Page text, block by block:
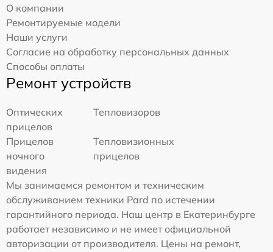
О компании
Ремонтируемые модели
Наши услуги
Согласие на обработку персональных данных
Способы оплаты
Ремонт устройств
Оптических
прицелов
Тепловизоров
Прицелов
ночного
видения
Тепловизионных
прицелов
Мы занимаемся ремонтом и техническим
обслуживанием техники Pard по истечении
гарантийного периода. Наш центр в Екатеринбурге
работает независимо и не имеет официальной
авторизации от производителя. Цены на ремонт,